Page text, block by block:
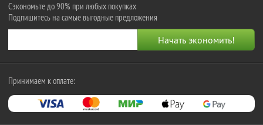
Сэкономьте до 90% при любых покупках
Подпишитесь на самые выгодные предложения
Принимаем к оплате: